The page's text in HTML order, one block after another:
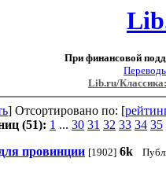
При финансовой
Lib.ru/Классика:
] Отсортировано по: [
(51): 1 ... 30 31 32 33 34 35
провинции [1902] 6k